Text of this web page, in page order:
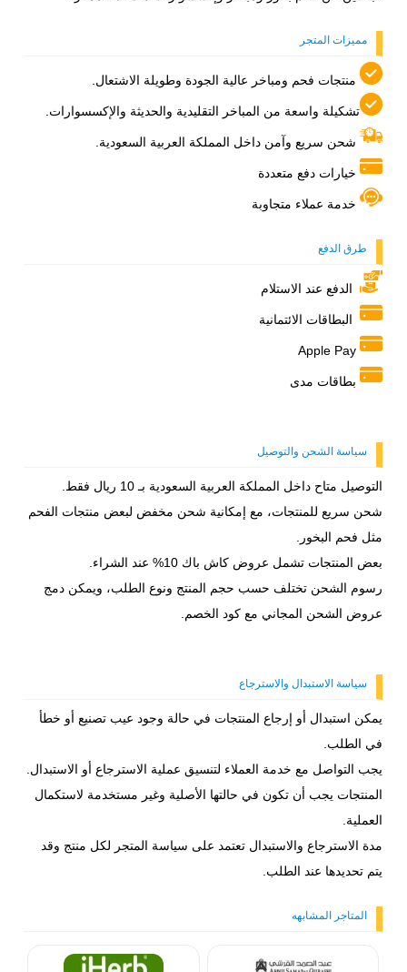
مميزات المتجر
منتجات فحم ومباخر عالية الجودة وطويلة الاشتعال.
تشكيلة واسعة من المباخر التقليدية والحديثة والإكسسوارات.
شحن سريع وآمن داخل المملكة العربية السعودية.
خيارات دفع متعددة
خدمة عملاء متجاوبة
طرق الدفع
الدفع عند الاستلام
البطاقات الائتمانية
Apple Pay
بطاقات مدى
سياسة الشحن والتوصيل
التوصيل متاح داخل المملكة العربية السعودية بـ 10 ريال فقط.
شحن سريع للمنتجات، مع إمكانية شحن مخفض لبعض منتجات الفحم
مثل فحم البخور.
بعض المنتجات تشمل عروض كاش باك 10% عند الشراء.
رسوم الشحن تختلف حسب حجم المنتج ونوع الطلب، ويمكن دمج
عروض الشحن المجاني مع كود الخصم.
سياسة الاستبدال والاسترجاع
يمكن استبدال أو إرجاع المنتجات في حالة وجود عيب تصنيع أو خطأ
في الطلب.
يجب التواصل مع خدمة العملاء لتنسيق عملية الاسترجاع أو الاستبدال.
المنتجات يجب أن تكون في حالتها الأصلية وغير مستخدمة لاستكمال
العملية.
مدة الاسترجاع والاستبدال تعتمد على سياسة المتجر لكل منتج وقد
يتم تحديدها عند الطلب.
المتاجر المشابهه